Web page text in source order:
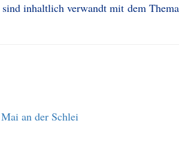
inhaltlich verwandt mit dem Thema
an der Schlei